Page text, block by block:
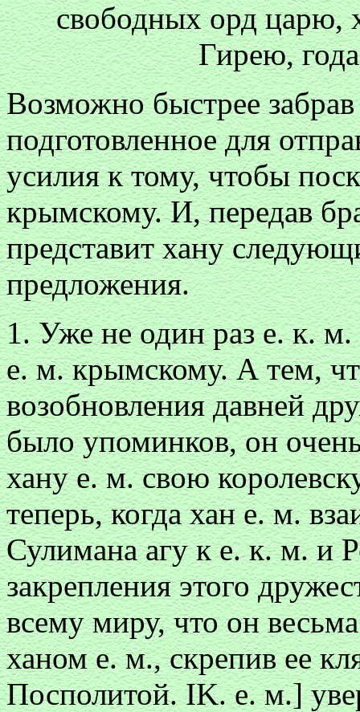
свободных орд царю,
Гирею,
Возможно быстрее
подготовленное для
усилия к тому, чтобы
крымскому. И, передав
представит хану
предложения.
1. Уже не один раз е. к. м.
е. м. крымскому. А тем,
возобновления давней
было упоминков, он
хану е. м. свою
теперь, когда хан е. м.
Сулимана агу к е. к. м. и
закрепления этого
всему миру, что он
ханом е. м., скрепив ее
Посполитой. IK. е. м.]